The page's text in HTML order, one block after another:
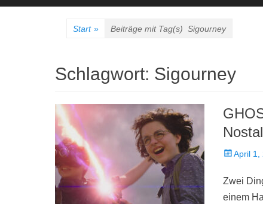
Start » Beiträge mit Tag(s) Sigourney
Schlagwort: Sigourney
April 1,
Zwei
einem